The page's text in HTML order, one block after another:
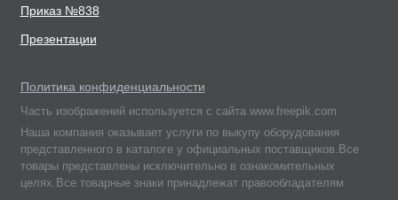
Приказ №838
Презентации
Политика конфиденциальности
Часть изображений используется с сайта www.freepik.com
Наша компания оказывает услуги по выкупу оборудования
представленного в каталоге у официальных поставщиков.Все
товары представлены исключительно в ознакомительных
целях.Все товарные знаки принадлежат правообладателям